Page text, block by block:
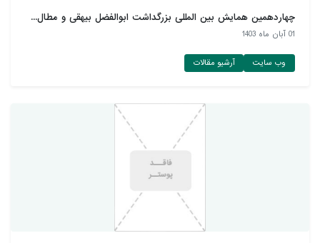
چهاردهمین همایش بین المللی بزرگداشت ابوالفضل بیهقی و مطال...
01 آبان ماه 1403
وب سایت آرشیو مقالات